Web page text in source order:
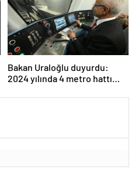
Bakan Uraloğlu duyurdu:
2024 yılında 4 metro hattı